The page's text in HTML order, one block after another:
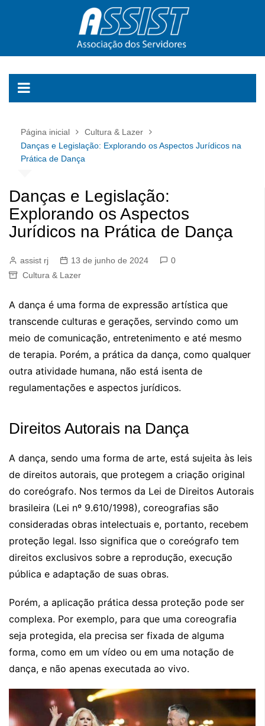
Página inicial
Cultura & Lazer
Danças e Legislação: Explorando os Aspectos Jurídicos na
Prática de Dança
Danças e Legislação:
Explorando os Aspectos
Jurídicos na Prática de Dança
assist rj 13 de junho de 2024
0
Cultura & Lazer
A dança é uma forma de expressão artística que
transcende culturas e gerações, servindo como um
meio de comunicação, entretenimento e até mesmo
de terapia. Porém, a prática da dança, como qualquer
outra atividade humana, não está isenta de
regulamentações e aspectos jurídicos.
Direitos Autorais na Dança
A dança, sendo uma forma de arte, está sujeita às leis
de direitos autorais, que protegem a criação original
do coreógrafo. Nos termos da Lei de Direitos Autorais
brasileira (Lei nº 9.610/1998), coreografias são
consideradas obras intelectuais e, portanto, recebem
proteção legal. Isso significa que o coreógrafo tem
direitos exclusivos sobre a reprodução, execução
pública e adaptação de suas obras.
Porém, a aplicação prática dessa proteção pode ser
complexa. Por exemplo, para que uma coreografia
seja protegida, ela precisa ser fixada de alguma
forma, como em um vídeo ou em uma notação de
dança, e não apenas executada ao vivo.